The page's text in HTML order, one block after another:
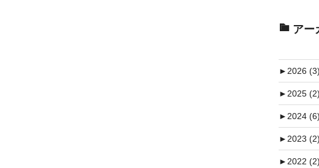
アー
►2026 (3)
►2025 (2)
►2024 (6)
►2023 (2)
►2022 (2)